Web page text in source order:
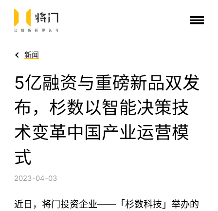
新闻
5亿融资与重磅新品双发
布，杉数以智能决策技
术变革中国产业运营模
式
2023-04-03
近日，将门投资企业——「杉数科技」举办的